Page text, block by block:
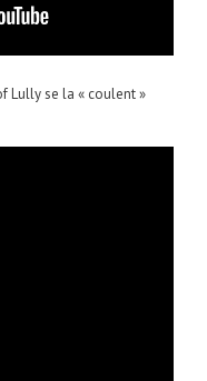
Lully se la « coulent »